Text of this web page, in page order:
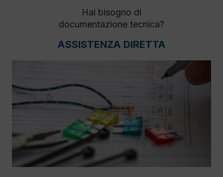
Hai bisogno di
documentazione tecnica?
ASSISTENZA DIRETTA